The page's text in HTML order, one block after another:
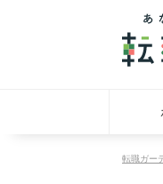
転職ガー